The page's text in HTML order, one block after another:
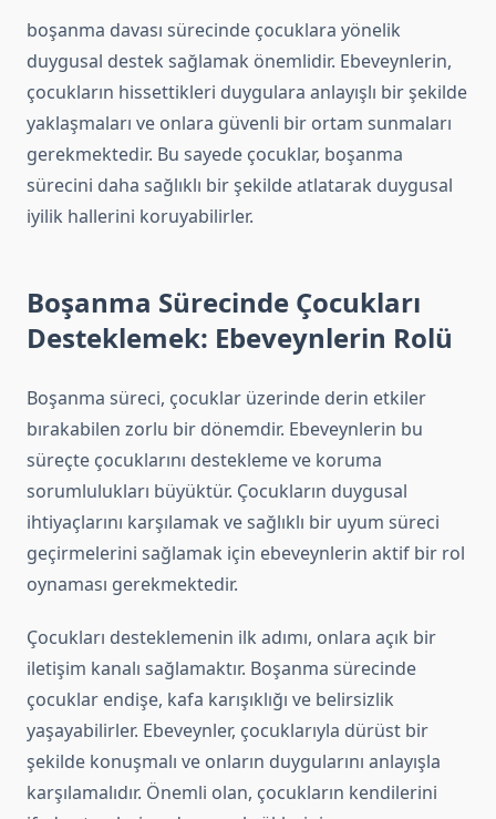
boşanma davası sürecinde çocuklara yönelik
duygusal destek sağlamak önemlidir. Ebeveynlerin,
çocukların hissettikleri duygulara anlayışlı bir şekilde
yaklaşmaları ve onlara güvenli bir ortam sunmaları
gerekmektedir. Bu sayede çocuklar, boşanma
sürecini daha sağlıklı bir şekilde atlatarak duygusal
iyilik hallerini koruyabilirler.
Boşanma Sürecinde Çocukları
Desteklemek: Ebeveynlerin Rolü
Boşanma süreci, çocuklar üzerinde derin etkiler
bırakabilen zorlu bir dönemdir. Ebeveynlerin bu
süreçte çocuklarını destekleme ve koruma
sorumlulukları büyüktür. Çocukların duygusal
ihtiyaçlarını karşılamak ve sağlıklı bir uyum süreci
geçirmelerini sağlamak için ebeveynlerin aktif bir rol
oynaması gerekmektedir.
Çocukları desteklemenin ilk adımı, onlara açık bir
iletişim kanalı sağlamaktır. Boşanma sürecinde
çocuklar endişe, kafa karışıklığı ve belirsizlik
yaşayabilirler. Ebeveynler, çocuklarıyla dürüst bir
şekilde konuşmalı ve onların duygularını anlayışla
karşılamalıdır. Önemli olan, çocukların kendilerini